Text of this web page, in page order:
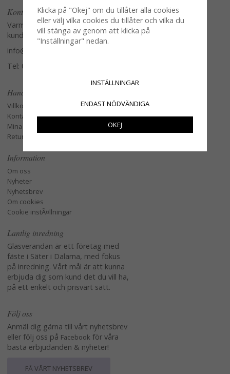
Kontakta oss
Varmt välkommen att kontakta vår
kundtjänst.
info@glasverandan.se
Tel: 079-3495968
Handla
Villkor
Kontakta oss
Mina favoriter
Retur och Reklamation
Information
Om oss
Nyheter
Nyhetsbrev
Om cookies
Cookie instÃ¤llningar
Lantlig inredning
Glasverandan är ett företag med
fäste i Säter i Dalarna, med fokus
på inredning. Vårt mål är att kunna
erbjuda dig som kund det du vill ha,
på ett enkelt och prisvärt sätt.
Följ oss
Anmäl dig gärna till vårt nyhetsbrev
eller följ oss på Facebook för våra
bästa erbjudanden & nyheter!
FÅ VÅRT NYHETSBREV
Klicka på "Okej" om du tillåter alla cookies
eller välj vilka cookies du tillåter och vilka du
vill stänga av genom att klicka på
"Inställningar" nedan.
INSTÄLLNINGAR
ENDAST NÖDVÄNDIGA
OKEJ